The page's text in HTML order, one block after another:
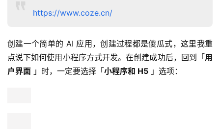
https://www.coze.cn/
创建一个简单的 AI 应用，创建过程都是傻瓜式，这里我重
点说下如何使用小程序方式开发。在创建成功后，回到「用
户界面 」时，一定要选择「小程序和 H5 」选项：